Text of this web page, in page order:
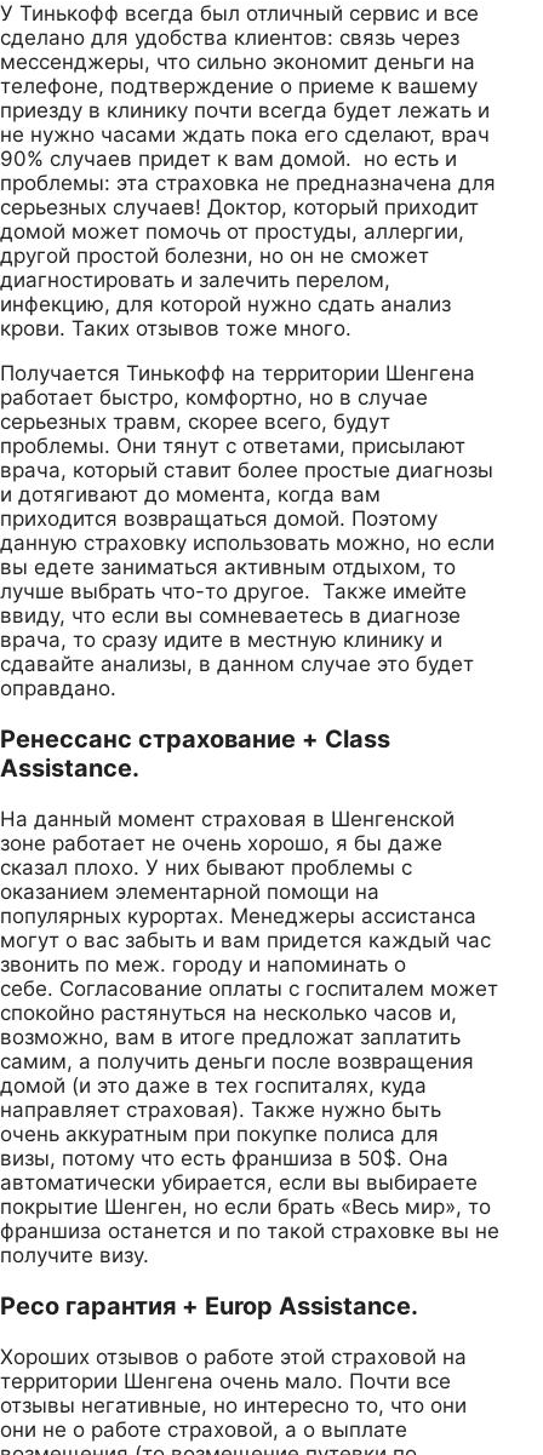
У Тинькофф всегда был отличный сервис и все
сделано для удобства клиентов: связь через
мессенджеры, что сильно экономит деньги на
телефоне, подтверждение о приеме к вашему
приезду в клинику почти всегда будет лежать и
не нужно часами ждать пока его сделают, врач
90% случаев придет к вам домой. но есть и
проблемы: эта страховка не предназначена для
серьезных случаев! Доктор, который приходит
домой может помочь от простуды, аллергии,
другой простой болезни, но он не сможет
диагностировать и залечить перелом,
инфекцию, для которой нужно сдать анализ
крови. Таких отзывов тоже много.
Получается Тинькофф на территории Шенгена
работает быстро, комфортно, но в случае
серьезных травм, скорее всего, будут
проблемы. Они тянут с ответами, присылают
врача, который ставит более простые диагнозы
и дотягивают до момента, когда вам
приходится возвращаться домой. Поэтому
данную страховку использовать можно, но если
вы едете заниматься активным отдыхом, то
лучше выбрать что-то другое. Также имейте
ввиду, что если вы сомневаетесь в диагнозе
врача, то сразу идите в местную клинику и
сдавайте анализы, в данном случае это будет
оправдано.
Ренессанс страхование + Class
Assistance.
На данный момент страховая в Шенгенской
зоне работает не очень хорошо, я бы даже
сказал плохо. У них бывают проблемы с
оказанием элементарной помощи на
популярных курортах. Менеджеры ассистанса
могут о вас забыть и вам придется каждый час
звонить по меж. городу и напоминать о
себе. Согласование оплаты с госпиталем может
спокойно растянуться на несколько часов и,
возможно, вам в итоге предложат заплатить
самим, а получить деньги после возвращения
домой (и это даже в тех госпиталях, куда
направляет страховая). Также нужно быть
очень аккуратным при покупке полиса для
визы, потому что есть франшиза в 50$. Она
автоматически убирается, если вы выбираете
покрытие Шенген, но если брать «Весь мир», то
франшиза останется и по такой страховке вы не
получите визу.
Ресо гарантия + Europ Assistance.
Хороших отзывов о работе этой страховой на
территории Шенгена очень мало. Почти все
отзывы негативные, но интересно то, что они
они не о работе страховой, а о выплате